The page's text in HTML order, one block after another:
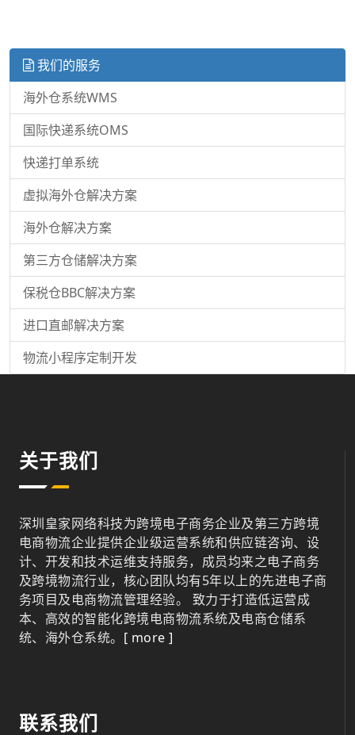
我们的服务
海外仓系统WMS
国际快递系统OMS
快递打单系统
虚拟海外仓解决方案
海外仓解决方案
第三方仓储解决方案
保税仓BBC解决方案
进口直邮解决方案
物流小程序定制开发
关于我们
深圳皇家网络科技为跨境电子商务企业及第三方跨境
电商物流企业提供企业级运营系统和供应链咨询、设
计、开发和技术运维支持服务，成员均来之电子商务
及跨境物流行业，核心团队均有5年以上的先进电子商
务项目及电商物流管理经验。 致力于打造低运营成
本、高效的智能化跨境电商物流系统及电商仓储系
统、海外仓系统。 [ more ]
联系我们